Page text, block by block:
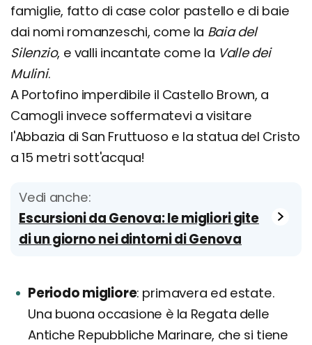
famiglie, fatto di case color pastello e di baie
dai nomi romanzeschi, come la Baia del
Silenzio, e valli incantate come la Valle dei
Mulini.
A Portofino imperdibile il Castello Brown, a
Camogli invece soffermatevi a visitare
l'Abbazia di San Fruttuoso e la statua del Cristo
a 15 metri sott'acqua!
Vedi anche:
Escursioni da Genova: le migliori gite
di un giorno nei dintorni di Genova
Periodo migliore primavera ed estate.
Una buona occasione è la Regata delle
Antiche Repubbliche Marinare, che si tiene